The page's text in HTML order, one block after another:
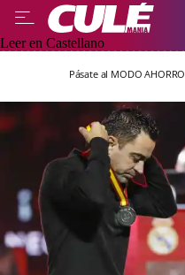
Leer en Castellano
Pásate al MODO AHORRO